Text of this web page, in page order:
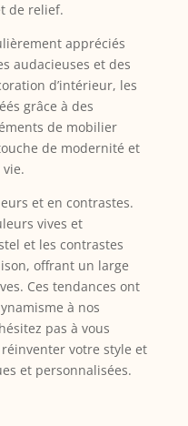
de relief.
appréciés
audacieuses et des
d’intérieur, les
grâce à des
de mobilier
de modernité et
vie.
et en contrastes.
vives et
et les contrastes
offrant un large
Ces tendances ont
à nos
pas à vous
votre style et
et personnalisées.